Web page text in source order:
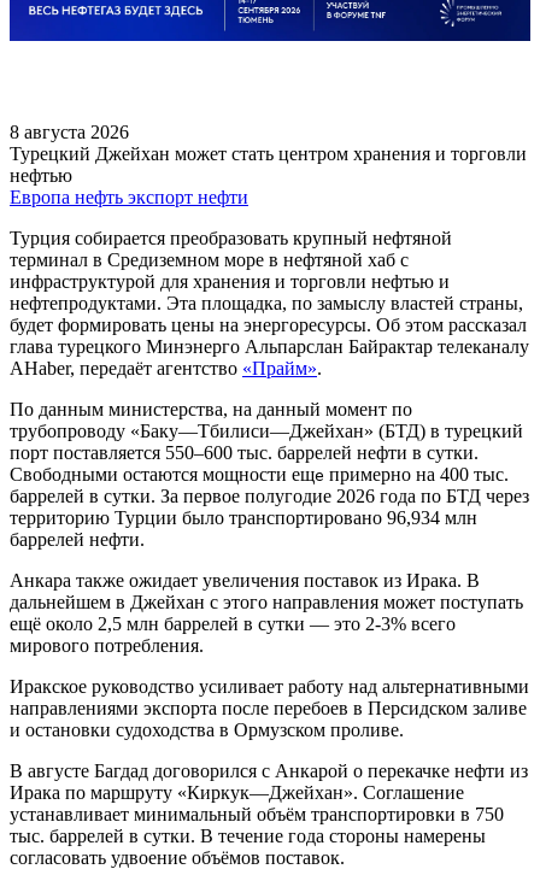
8 августа 2026
Турецкий Джейхан может стать центром хранения и торговли
нефтью
Европа нефть экспорт нефти
Турция собирается преобразовать крупный нефтяной
терминал в Средиземном море в нефтяной хаб с
инфраструктурой для хранения и торговли нефтью и
нефтепродуктами. Эта площадка, по замыслу властей страны,
будет формировать цены на энергоресурсы. Об этом рассказал
глава турецкого Минэнерго Альпарслан Байрактар телеканалу
AHaber, передаёт агентство «Прайм».
По данным министерства, на данный момент по
трубопроводу «Баку—Тбилиси—Джейхан» (БТД) в турецкий
порт поставляется 550–600 тыс. баррелей нефти в сутки.
Свободными остаются мощности еще примерно на 400 тыс.
баррелей в сутки. За первое полугодие 2026 года по БТД через
территорию Турции было транспортировано 96,934 млн
баррелей нефти.
Анкара также ожидает увеличения поставок из Ирака. В
дальнейшем в Джейхан с этого направления может поступать
ещё около 2,5 млн баррелей в сутки — это 2-3% всего
мирового потребления.
Иракское руководство усиливает работу над альтернативными
направлениями экспорта после перебоев в Персидском заливе
и остановки судоходства в Ормузском проливе.
В августе Багдад договорился с Анкарой о перекачке нефти из
Ирака по маршруту «Киркук—Джейхан». Соглашение
устанавливает минимальный объём транспортировки в 750
тыс. баррелей в сутки. В течение года стороны намерены
согласовать удвоение объёмов поставок.